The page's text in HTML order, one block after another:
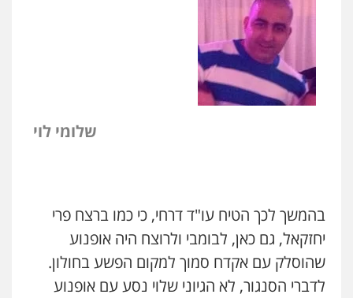
שלומי לוי
בהמשך לכך הטיח עו"ד דרחי, כי כמו ברצח פרי
יחזקאל, גם כאן, לבומבי ולרוצח היה אופנוע
שהוסלק עם אקדח סמוך למקום הפשע בחולון.
לדברי הסנגור, לא הגיוני שלוי נסע עם אופנוע